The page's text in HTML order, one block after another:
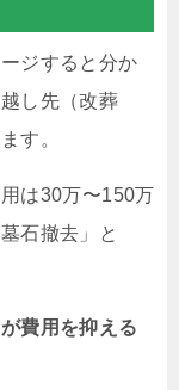
ジすると分か
し先（改葬
す。
は30万〜150万
石撤去」と
費用を抑える